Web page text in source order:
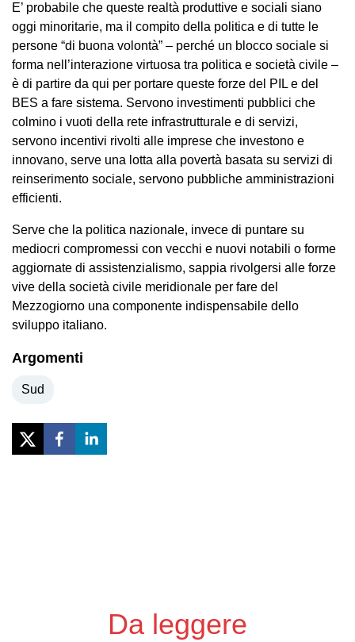
E’ probabile che queste realtà produttive e sociali siano
oggi minoritarie, ma il compito della politica e di tutte le
persone “di buona volontà” – perché un blocco sociale si
forma nell’interazione virtuosa tra politica e società civile –
è di partire da qui per portare queste forze del PIL e del
BES a fare sistema. Servono investimenti pubblici che
colmino i vuoti della rete infrastrutturale e di servizi,
servono incentivi rivolti alle imprese che investono e
innovano, serve una lotta alla povertà basata su servizi di
reinserimento sociale, servono pubbliche amministrazioni
efficienti.
Serve che la politica nazionale, invece di puntare su
mediocri compromessi con vecchi e nuovi notabili o forme
aggiornate di assistenzialismo, sappia rivolgersi alle forze
vive della società civile meridionale per fare del
Mezzogiorno una componente indispensabile dello
sviluppo italiano.
Argomenti
Sud
Da leggere